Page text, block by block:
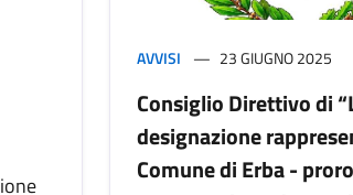
AVVISI 23 GIUGNO 2025
Consiglio Direttivo di
designazione
Comune di Erba -